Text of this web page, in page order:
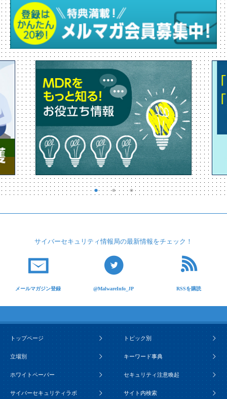
サイバーセキュリティ情報局の最新情報をチェック！
メールマガジン登録 @MalwareInfo_JP RSSを購読
トップページ トピック別
立場別 キーワード事典
ホワイトペーパー セキュリティ注意喚起
サイバーセキュリティラボ サイト内検索